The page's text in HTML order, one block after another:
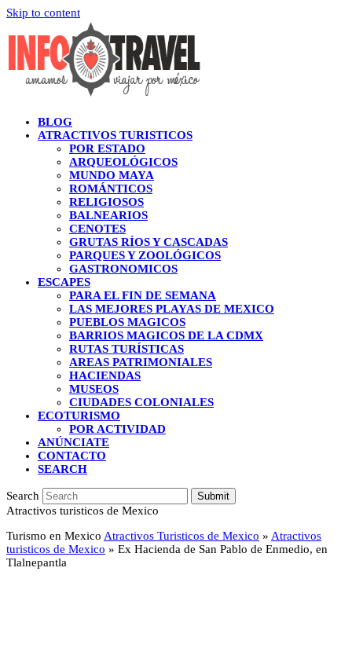
Skip to content
BLOG
ATRACTIVOS TURISTICOS
POR ESTADO
ARQUEOLÓGICOS
MUNDO MAYA
ROMÁNTICOS
RELIGIOSOS
BALNEARIOS
CENOTES
GRUTAS RÍOS Y CASCADAS
PARQUES Y ZOOLÓGICOS
GASTRONOMICOS
ESCAPES
PARA EL FIN DE SEMANA
LAS MEJORES PLAYAS DE MEXICO
PUEBLOS MAGICOS
BARRIOS MAGICOS DE LA CDMX
RUTAS TURÍSTICAS
AREAS PATRIMONIALES
HACIENDAS
MUSEOS
CIUDADES COLONIALES
ECOTURISMO
POR ACTIVIDAD
ANÚNCIATE
CONTACTO
SEARCH
Search Submit
Atractivos turisticos de Mexico
Turismo en Mexico Atractivos Turisticos de Mexico » Atractivos
turisticos de Mexico » Ex Hacienda de San Pablo de Enmedio, en
Tlalnepantla